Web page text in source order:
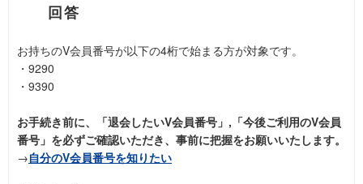
お持ちのV会員番号が以下の4桁で始まる方が対象です。
・9290
・9390
お手続き前に、「退会したいV会員番号」,「今後ご利用のV会員
番号」を必ずご確認いただき、事前に把握をお願いいたします。
→自分のV会員番号を知りたい